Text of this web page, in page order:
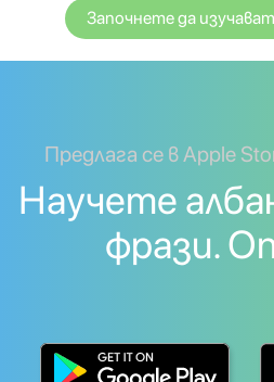
Започнете да
Предлага се в Apple
Научете
фрази.